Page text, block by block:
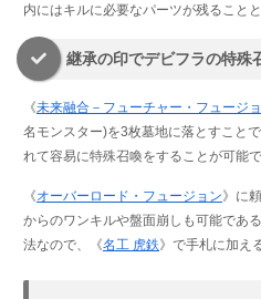
内にはキルに必要なパーツが残ることと
継承の印でデビフラの特殊
《未来融合－フューチャー・フュージ
名モンスター)を3枚墓地に落とすこと
れて容易に特殊召喚をすることが可能で
《オーバーロード・フュージョン》に
からのワンキルや盤面崩しも可能であ
法なので、《名工 虎鉄》で手札に加え